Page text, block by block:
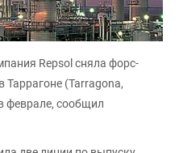
Repsol сняла форс-
Таррагоне (Tarragona,
феврале, сообщил